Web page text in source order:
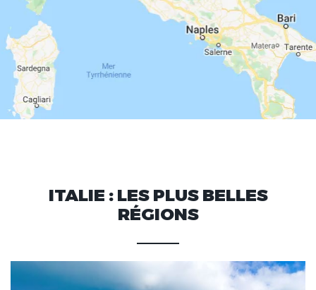
ITALIE : LES PLUS BELLES
RÉGIONS